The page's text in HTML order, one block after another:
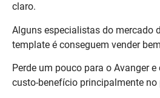
claro.
Alguns especialistas do mercado
template é conseguem vender
Perde um pouco para o Avanger
custo-benefício principalmente